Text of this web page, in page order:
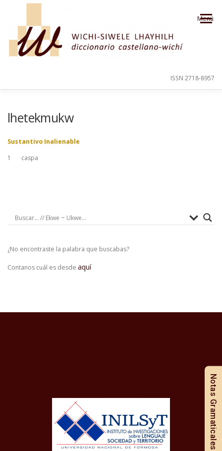
Saltar al contenido
Menú
ORDEN ALFABÉTICO
ISSN 2718-8957
lhetekmukw
Sustantivo Inalienable
1
caspa
¿No encontraste la palabra que buscabas?
Contanos cuál es desde aquí
Notas Gramaticales